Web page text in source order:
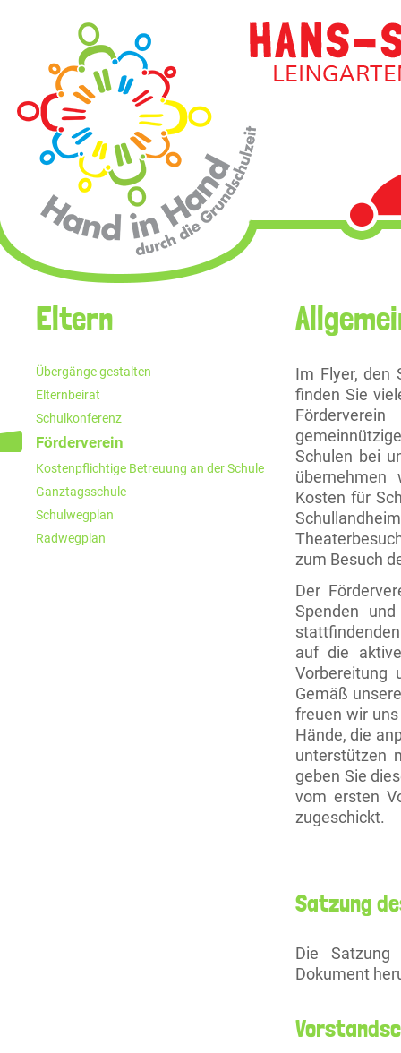
Im Flyer, den
finden Sie
Schulen bei
übernehmen
Kosten für
zum Besuch
Der
Spenden
auf die
Vorbereitung
Gemäß
freuen wir
Hände, die
unterstützen
geben Sie
vom ersten
zugeschickt.
Satzung
Die
Dokument
Navigation
überspringen
Eltern
Übergänge gestalten
Elternbeirat
Schulkonferenz
Förderverein
Kostenpflichtige Betreuung an der Schule
Ganztagsschule
Schulwegplan
Radwegplan